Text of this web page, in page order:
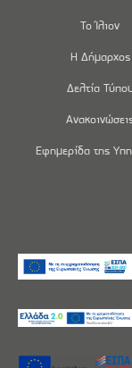
Το Ίλιον
Η Δήμαρχος
Δελτία
Εφημερίδα της